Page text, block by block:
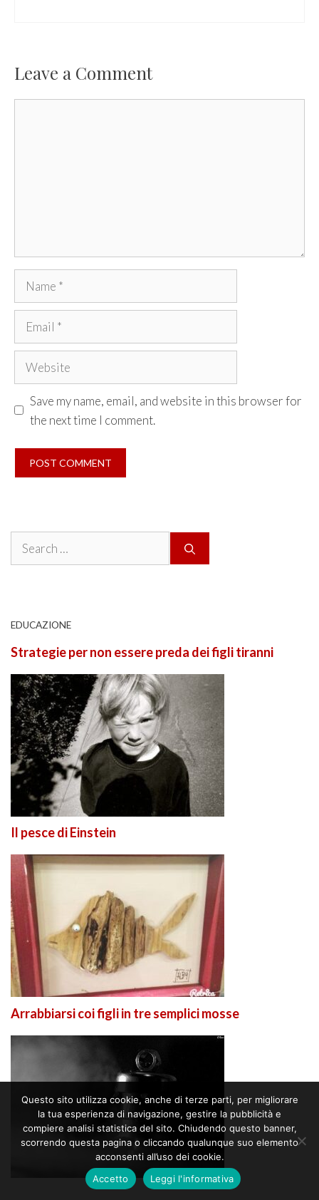
Leave a Comment
Name
Email
Website
Save my name, email, and website in this browser for
the next time I comment.
Search
EDUCAZIONE
Strategie per non essere preda dei figli tiranni
Il pesce di Einstein
Arrabbiarsi coi figli in tre semplici mosse
Questo sito utilizza cookie, anche di terze parti, per migliorare
la tua esperienza di navigazione, gestire la pubblicità e
compiere analisi statistica del sito. Chiudendo questo banner,
scorrendo questa pagina o cliccando qualunque suo elemento
acconsenti all’uso dei cookie.
Accetto
Leggi l'informativa